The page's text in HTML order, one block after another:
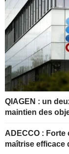
QIAGEN : un
maintien des
ADECCO : Forte croissance organique et
maîtrise efficace